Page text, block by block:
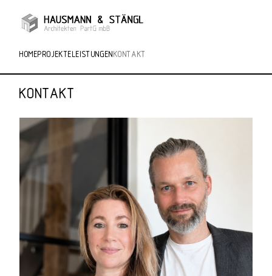
HOMEPROJEKTELEISTUNGENKONTAKT
KONTAKT